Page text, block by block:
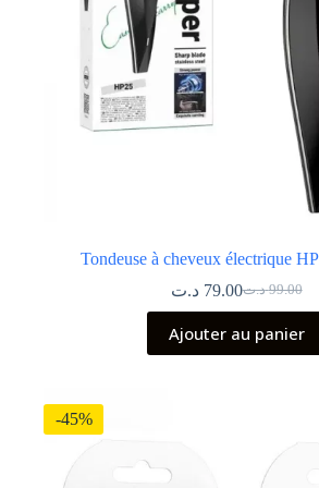
Tondeuse à cheveux électrique
99.00 د.تLe
prix
initial
était :
79.00 د.ت
Le
prix
actuel
est :
Ajouter au panier
-45%